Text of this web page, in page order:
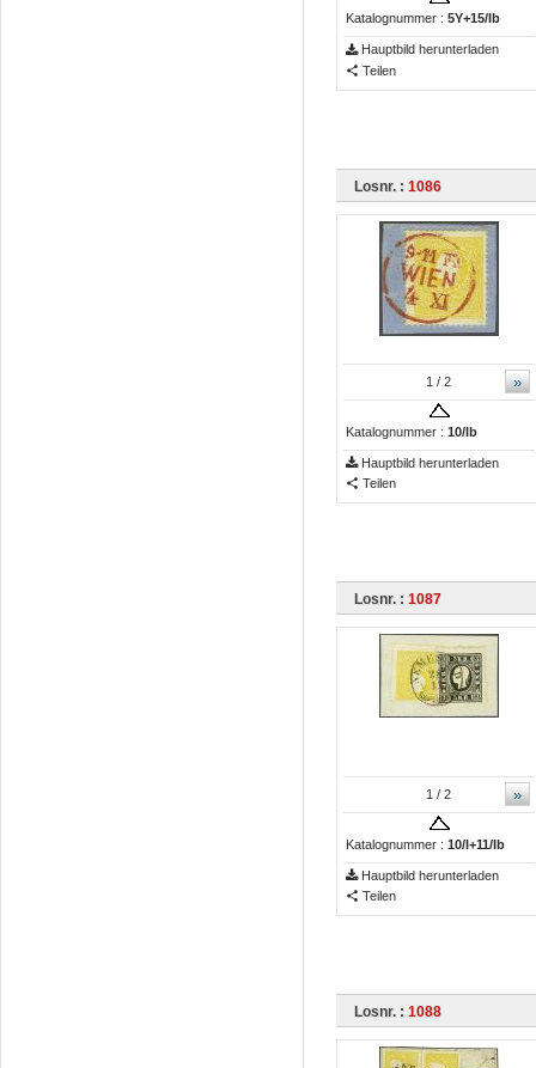
Katalognummer : 5Y+15/Ib
Hauptbild herunterladen
Teilen
Losnr. : 1086
»
1 / 2
Katalognummer : 10/Ib
Hauptbild herunterladen
Teilen
Losnr. : 1087
»
1 / 2
Katalognummer : 10/I+11/Ib
Hauptbild herunterladen
Teilen
Losnr. : 1088